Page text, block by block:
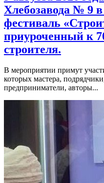
Хлебозавода № 9
фестиваль
приуроченный к
строителя.
В мероприятии примут
которых мастера,
предприниматели, авторы...